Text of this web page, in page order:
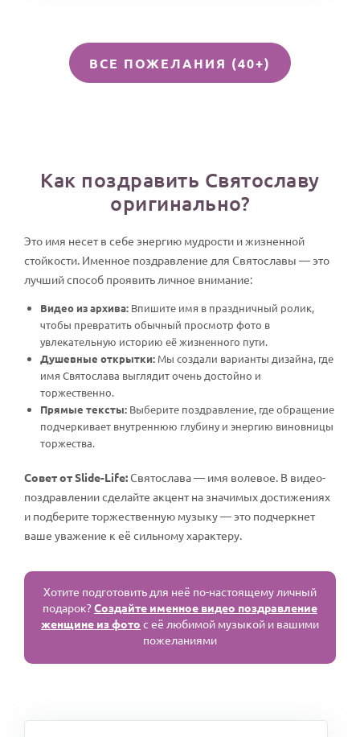
ВСЕ ПОЖЕЛАНИЯ (40+)
Как поздравить Святославу
оригинально?
Это имя несет в себе энергию мудрости и жизненной
стойкости. Именное поздравление для Святославы — это
лучший способ проявить личное внимание:
Видео из архива: Впишите имя в праздничный ролик,
чтобы превратить обычный просмотр фото в
увлекательную историю её жизненного пути.
Душевные открытки: Мы создали варианты дизайна, где
имя Святослава выглядит очень достойно и
торжественно.
Прямые тексты: Выберите поздравление, где обращение
подчеркивает внутреннюю глубину и энергию виновницы
торжества.
Совет от Slide-Life:Святослава — имя волевое. В видео-
поздравлении сделайте акцент на значимых достижениях
и подберите торжественную музыку — это подчеркнет
ваше уважение к её сильному характеру.
Хотите подготовить для неё по-настоящему личный
подарок?Создайте именное видео поздравление
женщине из фото с её любимой музыкой и вашими
пожеланиями